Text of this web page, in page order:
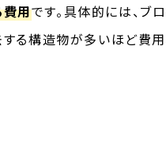
費用です。具体的には、ブ
する構造物が多いほど費